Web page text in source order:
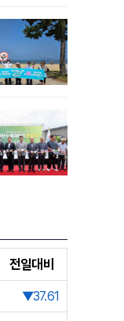
전일대비
▼37.61